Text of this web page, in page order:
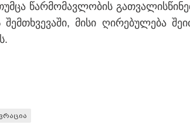
"სიმბოლურია, რომ
წარ­მო­მავ­ლო­ბის
შემ­თხვე­ვა­ში, მისი ღი­რე­ბუ­ლე­ბა